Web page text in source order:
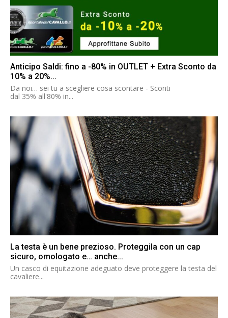
Anticipo Saldi: fino a -80% in OUTLET + Extra Sconto da
10% a 20%...
Da noi… sei tu a scegliere cosa scontare - Sconti
dal 35% all'80% in...
La testa è un bene prezioso. Proteggila con un cap
sicuro, omologato e… anche...
Un casco di equitazione adeguato deve proteggere la testa del
cavaliere...